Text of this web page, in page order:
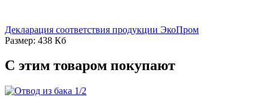
Декларация соответствия продукции ЭкоПром
Размер: 438 Кб
С этим товаром покупают